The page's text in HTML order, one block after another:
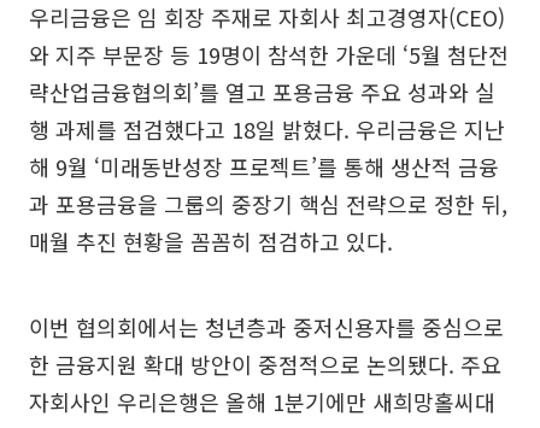
우리금융은 임 회장 주재로 자회사 최고경영자(CEO)
와 지주 부문장 등 19명이 참석한 가운데 ‘5월 첨단전
략산업금융협의회’를 열고 포용금융 주요 성과와 실
행 과제를 점검했다고 18일 밝혔다. 우리금융은 지난
해 9월 ‘미래동반성장 프로젝트’를 통해 생산적 금융
과 포용금융을 그룹의 중장기 핵심 전략으로 정한 뒤,
매월 추진 현황을 꼼꼼히 점검하고 있다.
이번 협의회에서는 청년층과 중저신용자를 중심으로
한 금융지원 확대 방안이 중점적으로 논의됐다. 주요
자회사인 우리은행은 올해 1분기에만 새희망홀씨대